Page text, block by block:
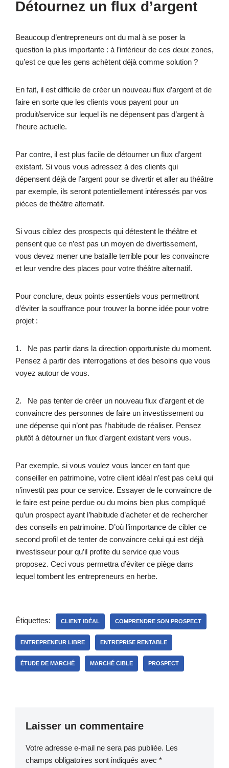
Détournez un flux d’argent
Beaucoup d’entrepreneurs ont du mal à se poser la
question la plus importante : à l’intérieur de ces deux zones,
qu’est ce que les gens achètent déjà comme solution ?
En fait, il est difficile de créer un nouveau flux d’argent et de
faire en sorte que les clients vous payent pour un
produit/service sur lequel ils ne dépensent pas d’argent à
l’heure actuelle.
Par contre, il est plus facile de détourner un flux d’argent
existant. Si vous vous adressez à des clients qui
dépensent déjà de l’argent pour se divertir et aller au théâtre
par exemple, ils seront potentiellement intéressés par vos
pièces de théâtre alternatif.
Si vous ciblez des prospects qui détestent le théâtre et
pensent que ce n’est pas un moyen de divertissement,
vous devez mener une bataille terrible pour les convaincre
et leur vendre des places pour votre théâtre alternatif.
Pour conclure, deux points essentiels vous permettront
d’éviter la souffrance pour trouver la bonne idée pour votre
projet :
1. Ne pas partir dans la direction opportuniste du moment.
Pensez à partir des interrogations et des besoins que vous
voyez autour de vous.
2. Ne pas tenter de créer un nouveau flux d’argent et de
convaincre des personnes de faire un investissement ou
une dépense qui n’ont pas l’habitude de réaliser. Pensez
plutôt à détourner un flux d’argent existant vers vous.
Par exemple, si vous voulez vous lancer en tant que
conseiller en patrimoine, votre client idéal n’est pas celui qui
n’investit pas pour ce service. Essayer de le convaincre de
le faire est peine perdue ou du moins bien plus compliqué
qu’un prospect ayant l’habitude d’acheter et de rechercher
des conseils en patrimoine. D’où l’importance de cibler ce
second profil et de tenter de convaincre celui qui est déjà
investisseur pour qu’il profite du service que vous
proposez. Ceci vous permettra d’éviter ce piège dans
lequel tombent les entrepreneurs en herbe.
Étiquettes: CLIENT IDÉAL COMPRENDRE SON PROSPECT
ENTREPRENEUR LIBRE ENTREPRISE RENTABLE
ÉTUDE DE MARCHÉ MARCHÉ CIBLE PROSPECT
Laisser un commentaire
Votre adresse e-mail ne sera pas publiée. Les
champs obligatoires sont indiqués avec *